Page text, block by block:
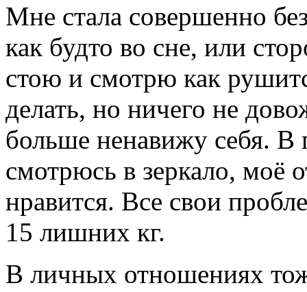
Мне стала совершенно
как будто во сне, или
стою и смотрю как
делать, но ничего не
больше ненавижу себя. В
смотрюсь в зеркало, моё
нравится. Все свои
15 лишних кг.
В личных отношениях